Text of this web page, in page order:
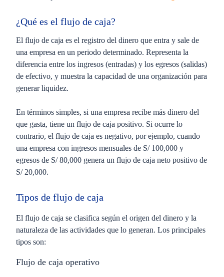
¿Qué es el flujo de caja?
El flujo de caja es el registro del dinero que entra y sale de
una empresa en un periodo determinado. Representa la
diferencia entre los ingresos (entradas) y los egresos (salidas)
de efectivo, y muestra la capacidad de una organización para
generar liquidez.
En términos simples, si una empresa recibe más dinero del
que gasta, tiene un flujo de caja positivo. Si ocurre lo
contrario, el flujo de caja es negativo, por ejemplo, cuando
una empresa con ingresos mensuales de S/ 100,000 y
egresos de S/ 80,000 genera un flujo de caja neto positivo de
S/ 20,000.
Tipos de flujo de caja
El flujo de caja se clasifica según el origen del dinero y la
naturaleza de las actividades que lo generan. Los principales
tipos son:
Flujo de caja operativo